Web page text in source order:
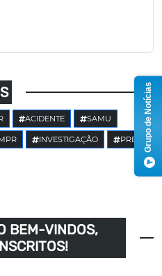
ACIDENTE SAMU
INVESTIGAÇÃO PRE
BEM-VINDOS,
Grupo de Notícias